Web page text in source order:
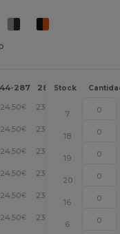
287 288 + Más
Stock
24.50€ 23.47
7
24.50€ 23.47
18
24.50€ 23.47
19
24.50€ 23.47 +
20
24.50€ 23.47
16
24.50€ 23.47
6